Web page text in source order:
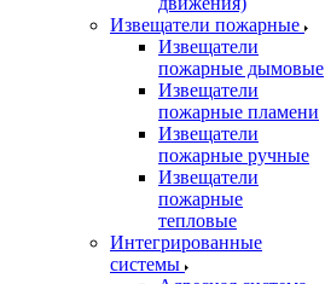
Извещатели пожарные
Извещатели
пожарные дымовые
Извещатели
пожарные пламени
Извещатели
пожарные ручные
Извещатели
пожарные
тепловые
Интегрированные
системы